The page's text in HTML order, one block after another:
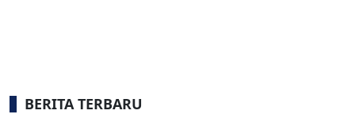
BERITA TERBARU